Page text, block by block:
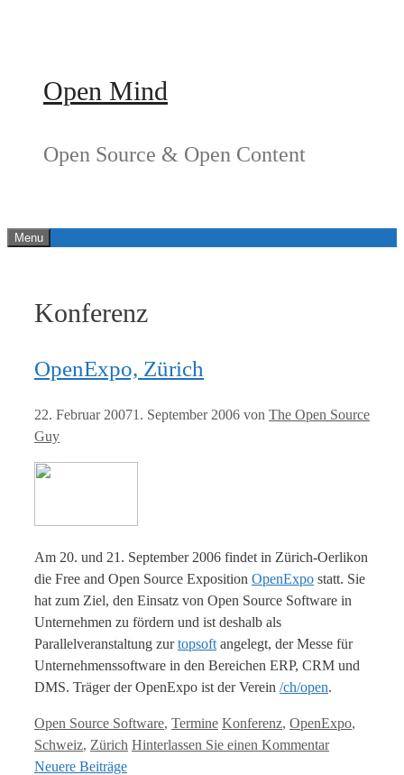
Open Mind
Open Source & Open Content
Menu
Konferenz
OpenExpo, Zürich
22. Februar 20071. September 2006 von The Open Source
Guy
Am 20. und 21. September 2006 findet in Zürich-Oerlikon
die Free and Open Source Exposition OpenExpo statt. Sie
hat zum Ziel, den Einsatz von Open Source Software in
Unternehmen zu fördern und ist deshalb als
Parallelveranstaltung zurtopsoft angelegt, der Messe für
Unternehmenssoftware in den Bereichen ERP, CRM und
DMS. Träger der OpenExpo ist der Verein /ch/open.
Kategorien
Open Source Software, Termine Tags
Konferenz, OpenExpo,
Schweiz, Zürich Hinterlassen Sie einen Kommentar
Neuere Beiträge